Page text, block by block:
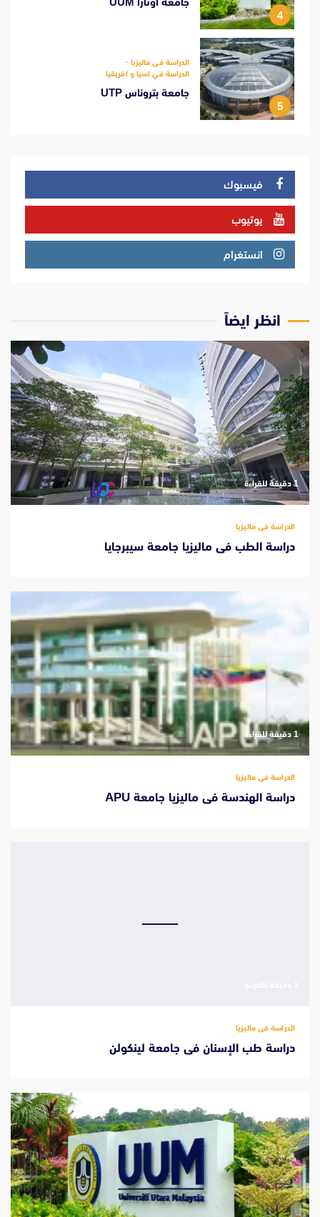
4
5
الدراسة فى ماليزيا
الدراسة في اسيا و افريقيا
جامعة بتروناس UTP
فيسبوك
يوتيوب
انستغرام
انظر ايضاً
‫1 دقيقة للقراءة
الدراسة فى ماليزيا
دراسة الطب فى ماليزيا جامعة سيبرجايا
‫1 دقيقة للقراءة
الدراسة فى ماليزيا
دراسة الهندسة فى ماليزيا جامعة APU
الدراسة فى ماليزيا
دراسة طب الإسنان فى جامعة لينكولن